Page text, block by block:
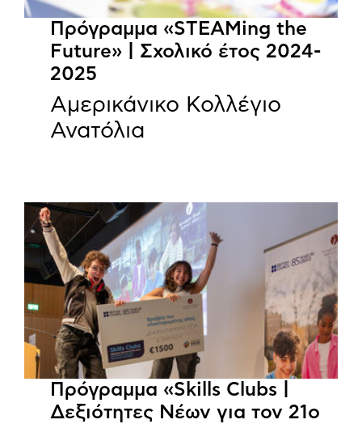
Πρόγραμμα «STEAMing the
Future» | Σχολικό έτος 2024-
2025
Αμερικάνικο Κολλέγιο
Ανατόλια
Πρόγραμμα «Skills Clubs |
Δεξιότητες Νέων για τον 21ο